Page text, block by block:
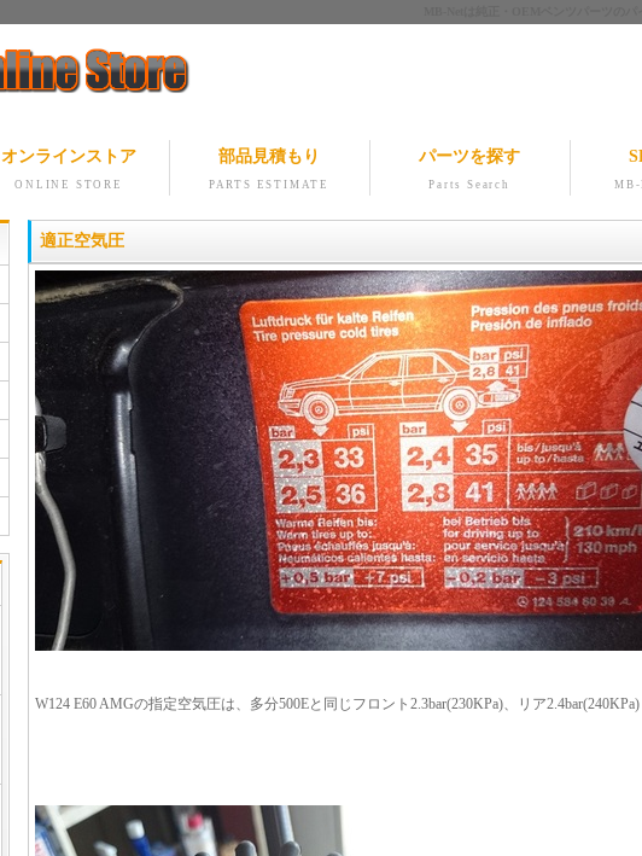
オンラインストア
ONLINE STORE
部品見積もり
PARTS ESTIMATE
パーツを探す
Parts Search
適正空気圧
W124 E60 AMGの指定空気圧は、多分500Eと同じフロント2.3bar(230KPa)、リア2.4bar(240KPa)